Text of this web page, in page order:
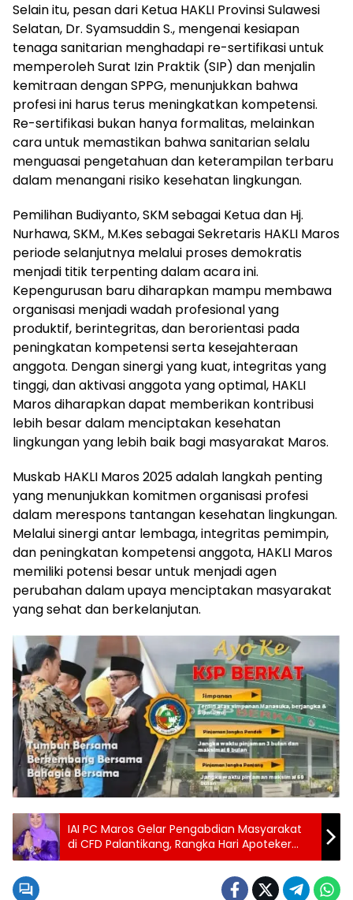
Selain itu, pesan dari Ketua HAKLI Provinsi Sulawesi
Selatan, Dr. Syamsuddin S., mengenai kesiapan
tenaga sanitarian menghadapi re-sertifikasi untuk
memperoleh Surat Izin Praktik (SIP) dan menjalin
kemitraan dengan SPPG, menunjukkan bahwa
profesi ini harus terus meningkatkan kompetensi.
Re-sertifikasi bukan hanya formalitas, melainkan
cara untuk memastikan bahwa sanitarian selalu
menguasai pengetahuan dan keterampilan terbaru
dalam menangani risiko kesehatan lingkungan.
Pemilihan Budiyanto, SKM sebagai Ketua dan Hj.
Nurhawa, SKM., M.Kes sebagai Sekretaris HAKLI Maros
periode selanjutnya melalui proses demokratis
menjadi titik terpenting dalam acara ini.
Kepengurusan baru diharapkan mampu membawa
organisasi menjadi wadah profesional yang
produktif, berintegritas, dan berorientasi pada
peningkatan kompetensi serta kesejahteraan
anggota. Dengan sinergi yang kuat, integritas yang
tinggi, dan aktivasi anggota yang optimal, HAKLI
Maros diharapkan dapat memberikan kontribusi
lebih besar dalam menciptakan kesehatan
lingkungan yang lebih baik bagi masyarakat Maros.
Muskab HAKLI Maros 2025 adalah langkah penting
yang menunjukkan komitmen organisasi profesi
dalam merespons tantangan kesehatan lingkungan.
Melalui sinergi antar lembaga, integritas pemimpin,
dan peningkatan kompetensi anggota, HAKLI Maros
memiliki potensi besar untuk menjadi agen
perubahan dalam upaya menciptakan masyarakat
yang sehat dan berkelanjutan.
IAI PC Maros Gelar Pengabdian Masyarakat
di CFD Palantikang, Rangka Hari Apoteker
Sedunia